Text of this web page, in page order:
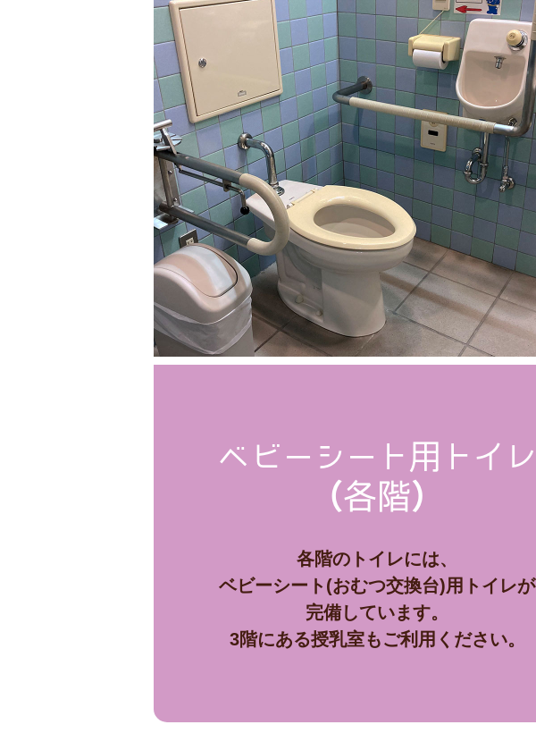
ベビーシート用トイレ
（各階）
各階のトイレには、
ベビーシート(おむつ交換台)用トイレが
完備しています。
3階にある授乳室もご利用ください。